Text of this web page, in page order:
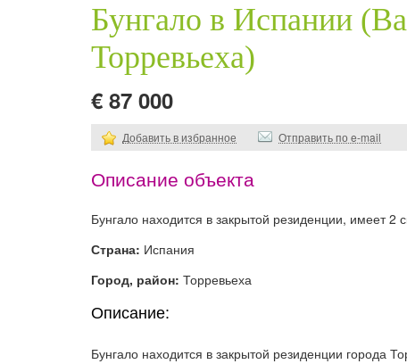
Бунгало в Испании
Торревьеха)
€ 87 000
Добавить в избранное Отправить по e-mail
Описание объекта
Бунгало находится в закрытой резиденции, имеет 2
Страна: Испания
Город, район: Торревьеха
Описание:
Бунгало находится в закрытой резиденции города